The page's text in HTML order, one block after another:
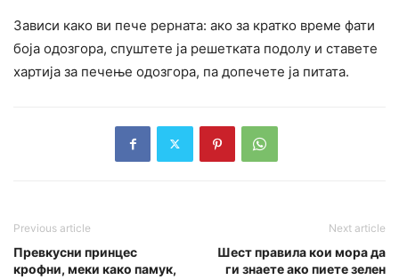
Зависи како ви пече рерната: ако за кратко време фати
боја одозгора, спуштете ја решетката подолу и ставете
хартија за печење одозгора, па допечете ја питата.
Previous article
Превкусни принцес
крофни, меки како памук,
Next article
Шест правила кои мора да
ги знаете ако пиете зелен